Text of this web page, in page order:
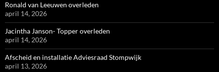
Ronald van Leeuwen overleden
april 14, 2026
Jacintha Janson- Topper overleden
april 14, 2026
Afscheid en installatie Adviesraad Stompwijk
april 13, 2026